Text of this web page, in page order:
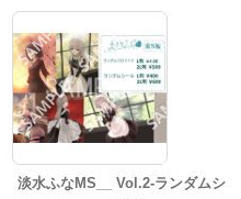
淡水ふなMS__ Vol.2-ランダムシ